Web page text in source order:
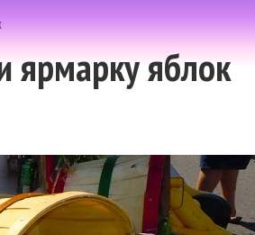
ярмарку яблок